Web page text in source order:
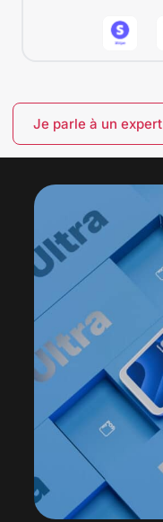
Je parle à un expert